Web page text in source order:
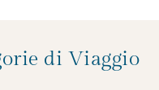
di Viaggio